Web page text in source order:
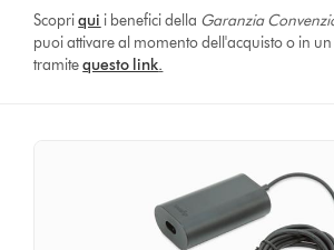
Scopriqui i benefici della Garanzia
puoi attivare al momento dell'acquisto o in
tramitequesto link.